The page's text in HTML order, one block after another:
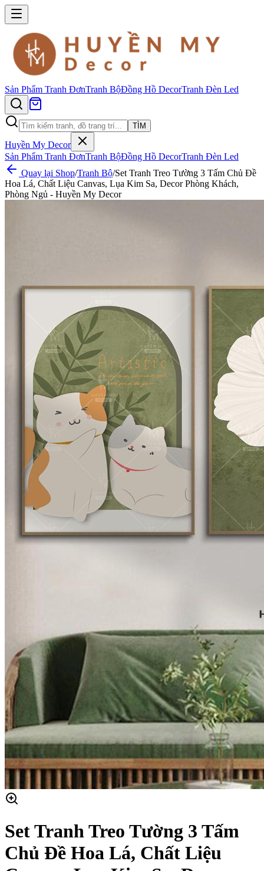
Sản Phẩm Tranh ĐơnTranh BộĐồng Hồ DecorTranh Đèn Led
TÌM
Huyền My Decor
Sản Phẩm Tranh ĐơnTranh BộĐồng Hồ DecorTranh Đèn Led
Quay lại Shop/Tranh Bộ/Set Tranh Treo Tường 3 Tấm Chủ Đề
Hoa Lá, Chất Liệu Canvas, Lụa Kim Sa, Decor Phòng Khách,
Phòng Ngủ - Huyền My Decor
Set Tranh Treo Tường 3 Tấm
Chủ Đề Hoa Lá, Chất Liệu